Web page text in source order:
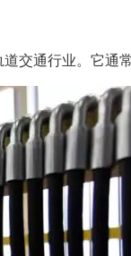
交通行业。它通